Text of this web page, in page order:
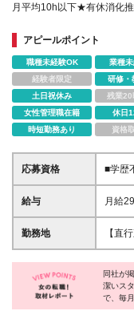
月平均10h以下★有休消化
アピールポイント
職種未経験OK 業種
経験者限定
研修・
土日祝休み
残業20
女性管理職在籍
休日
時短勤務あり
資格
応募資格
■学歴
ちの
イバ
かっ
★こ
お客
好き
給与
月給
イン
円（
成し
還元
績もあります！ ★
勤務地
【直
中】 ご自宅を拠点に、全国の販売代理店を社用車で
訪問
府茨
会議等のみです。
務地
同社が
潔いス
で、毎
られま